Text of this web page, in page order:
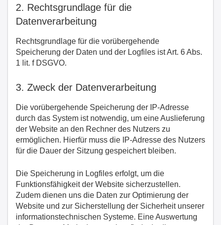
2. Rechtsgrundlage für die
Datenverarbeitung
Rechtsgrundlage für die vorübergehende
Speicherung der Daten und der Logfiles ist Art. 6 Abs.
1 lit. f DSGVO.
3. Zweck der Datenverarbeitung
Die vorübergehende Speicherung der IP-Adresse
durch das System ist notwendig, um eine Auslieferung
der Website an den Rechner des Nutzers zu
ermöglichen. Hierfür muss die IP-Adresse des Nutzers
für die Dauer der Sitzung gespeichert bleiben.
Die Speicherung in Logfiles erfolgt, um die
Funktionsfähigkeit der Website sicherzustellen.
Zudem dienen uns die Daten zur Optimierung der
Website und zur Sicherstellung der Sicherheit unserer
informationstechnischen Systeme. Eine Auswertung